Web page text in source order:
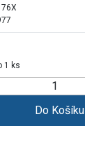
1 ks
Do Košíku